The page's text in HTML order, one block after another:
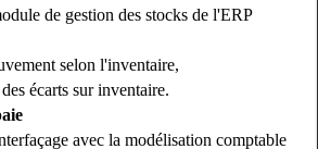
de gestion des stocks de l'ERP
selon l'inventaire,
écarts sur inventaire.
avec la modélisation comptable